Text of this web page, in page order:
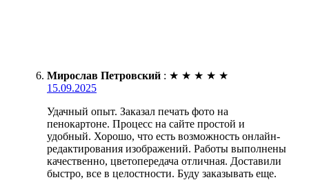
Мирослав Петровский : ★ ★ ★ ★ ★
15.09.2025
Удачный опыт. Заказал печать фото на
пенокартоне. Процесс на сайте простой и
удобный. Хорошо, что есть возможность онлайн-
редактирования изображений. Работы выполнены
качественно, цветопередача отличная. Доставили
быстро, все в целостности. Буду заказывать еще.